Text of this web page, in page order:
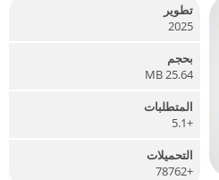
تطوير
2025
بحجم
25.64 MB
المتطلبات
+5.1
التحميلات
+78762